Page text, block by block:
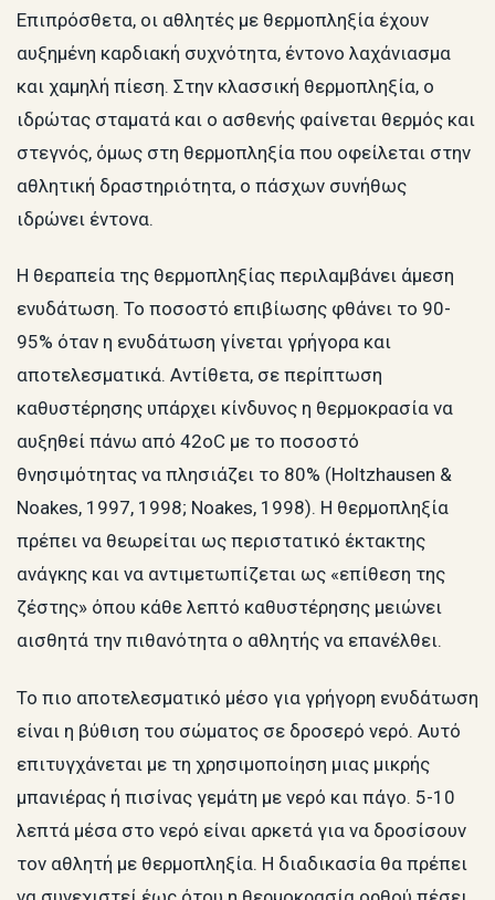
Επιπρόσθετα, οι αθλητές με θερμοπληξία έχουν
αυξημένη καρδιακή συχνότητα, έντονο λαχάνιασμα
και χαμηλή πίεση. Στην κλασσική θερμοπληξία, ο
ιδρώτας σταματά και ο ασθενής φαίνεται θερμός και
στεγνός, όμως στη θερμοπληξία που οφείλεται στην
αθλητική δραστηριότητα, ο πάσχων συνήθως
ιδρώνει έντονα.
Η θεραπεία της θερμοπληξίας περιλαμβάνει άμεση
ενυδάτωση. Το ποσοστό επιβίωσης φθάνει το 90-
95% όταν η ενυδάτωση γίνεται γρήγορα και
αποτελεσματικά. Αντίθετα, σε περίπτωση
καθυστέρησης υπάρχει κίνδυνος η θερμοκρασία να
αυξηθεί πάνω από 42oC με το ποσοστό
θνησιμότητας να πλησιάζει το 80% (Holtzhausen &
Noakes, 1997, 1998; Noakes, 1998). Η θερμοπληξία
πρέπει να θεωρείται ως περιστατικό έκτακτης
ανάγκης και να αντιμετωπίζεται ως «επίθεση της
ζέστης» όπου κάθε λεπτό καθυστέρησης μειώνει
αισθητά την πιθανότητα ο αθλητής να επανέλθει.
Το πιο αποτελεσματικό μέσο για γρήγορη ενυδάτωση
είναι η βύθιση του σώματος σε δροσερό νερό. Αυτό
επιτυγχάνεται με τη χρησιμοποίηση μιας μικρής
μπανιέρας ή πισίνας γεμάτη με νερό και πάγο. 5-10
λεπτά μέσα στο νερό είναι αρκετά για να δροσίσουν
τον αθλητή με θερμοπληξία. Η διαδικασία θα πρέπει